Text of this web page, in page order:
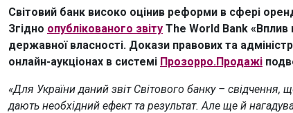
Світовий банк високо оцінив реформи в сфері
Згідно опублікованого звіту The World Bank «Вплив
державної власності. Докази правових та
онлайн-аукціонах в системі Прозорро.Продажі
«Для України даний звіт Світового банку –
дають необхідний ефект та результат. Але ще й